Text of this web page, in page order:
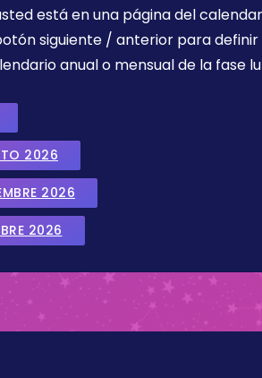
está en una página del
siguiente / anterior para
anual o mensual de la fase
2026
2026
2026